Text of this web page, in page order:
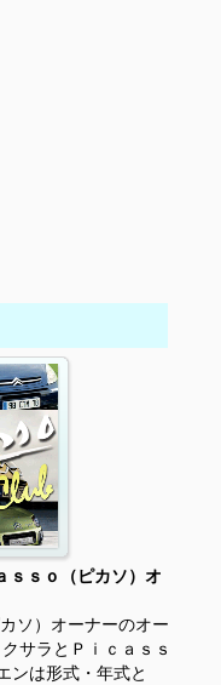
ｓｓｏ（ピカソ）オ
ソ）オーナーのオー
サラとＰｉｃａｓｓ
ンは形式・年式と